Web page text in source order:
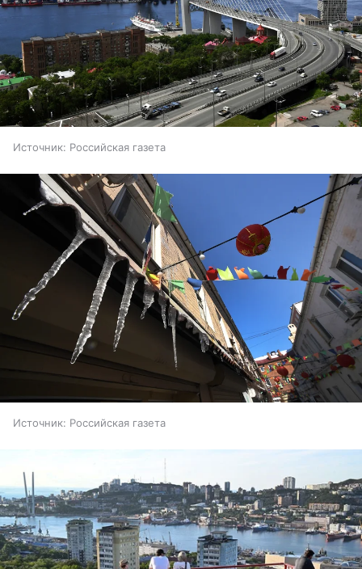
Источник: Российская газета
Источник: Российская газета